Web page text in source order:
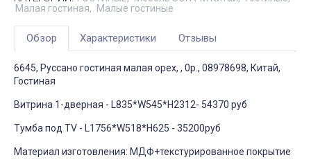
Малая гостиная
Малые гостиные
Обзор Характеристики Отзывы
6645, Руссано гостиная малая орех, , 0р., 08978698, Китай,
Гостиная
Витрина 1-дверная - L835*W545*H2312- 54370 руб
Тумба под TV - L1756*W518*H625 - 35200руб
Материал изготовления: МДФ+текстурированное покрытие